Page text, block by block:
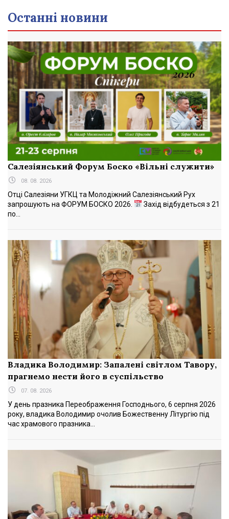
Останні новини
Салезіянський Форум Боско «Вільні служити»
08. 08. 2026
Отці Салезіяни УГКЦ та Молодіжний Салезіянський Рух
запрошують на ФОРУМ БОСКО 2026.
Захід відбудеться з 21
по...
Владика Володимир: Запалені світлом Тавору,
прагнемо нести його в суспільство
07. 08. 2026
У день празника Переображення Господнього, 6 серпня 2026
року, владика Володимир очолив Божественну Літургію під
час храмового празника...